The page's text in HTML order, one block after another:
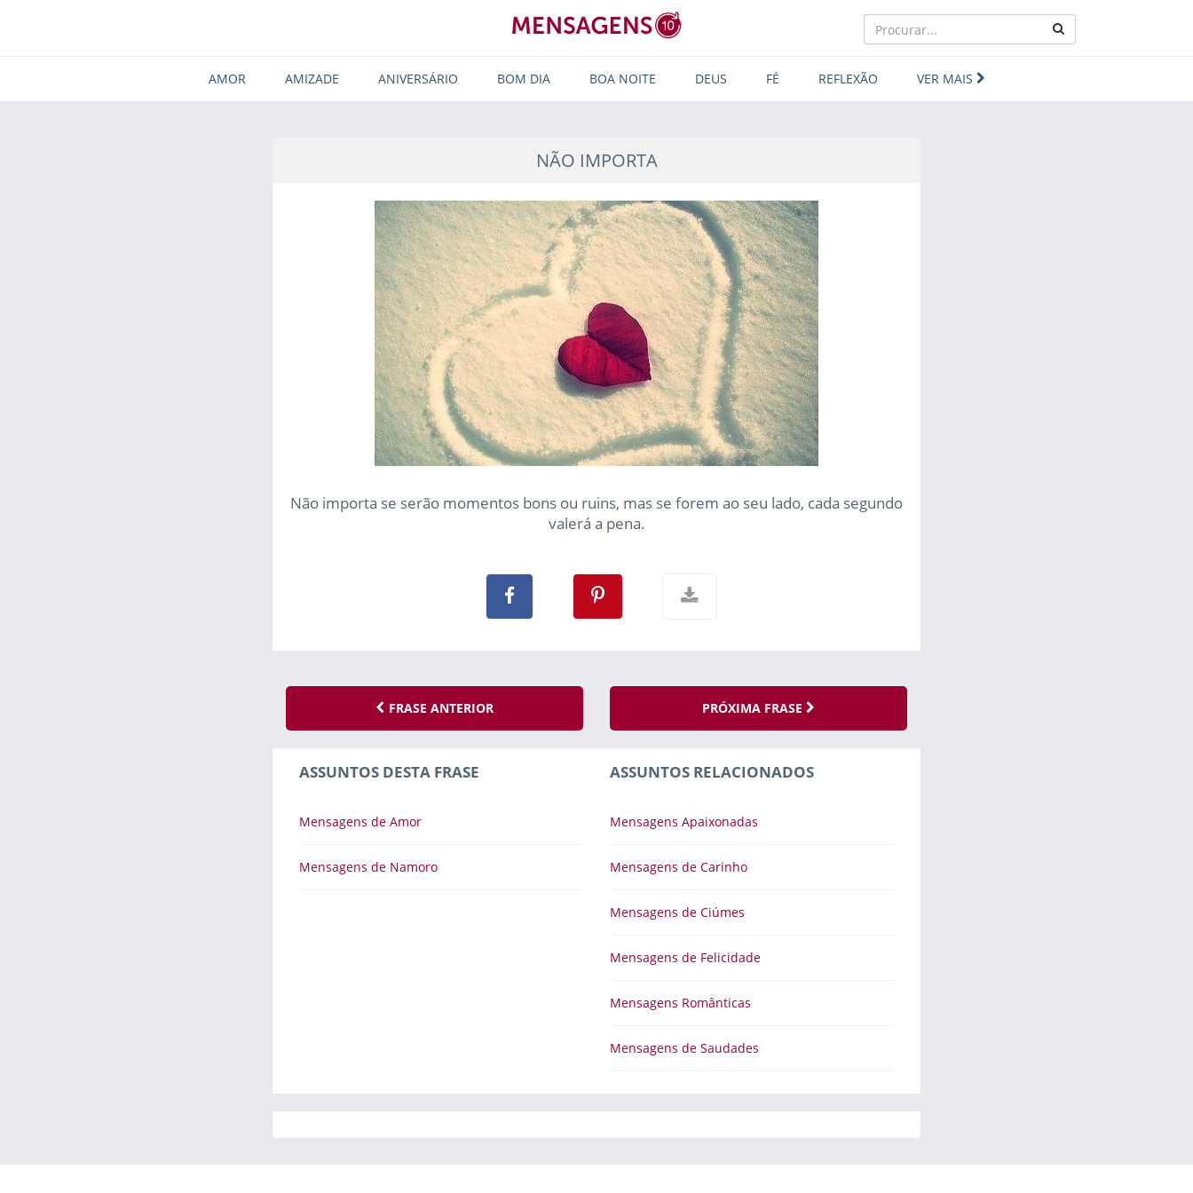
AMOR AMIZADE ANIVERSÁRIO BOM DIA BOA NOITE DEUS FÉ REFLEXÃO VER MAIS
NÃO IMPORTA
Não importa se serão momentos bons ou ruins, mas se forem ao seu lado, cada segundo
valerá a pena.
FRASE ANTERIOR PRÓXIMA FRASE
ASSUNTOS DESTA FRASE
Mensagens de Amor
Mensagens de Namoro
ASSUNTOS RELACIONADOS
Mensagens Apaixonadas
Mensagens de Carinho
Mensagens de Ciúmes
Mensagens de Felicidade
Mensagens Românticas
Mensagens de Saudades